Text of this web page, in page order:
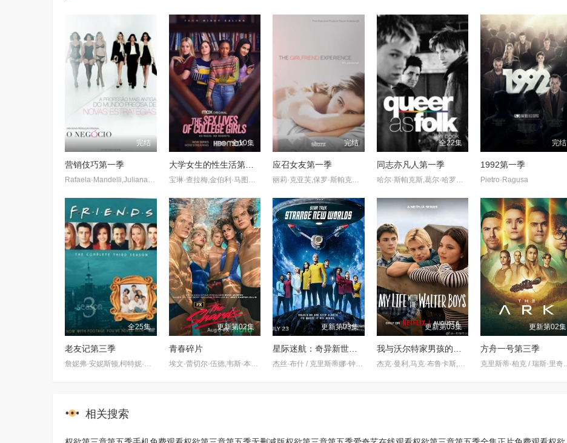
完结
营销伎巧第一季
Rafaela·Mandelli,Juliana·Schalch,Michelle·Batista,João·Gabriel·Vasconcellos,Gabriel·Godoy,Guilherme·Weber
全10集
大学女生的性生活第一季
宝琳·查拉梅,金伯利·马图拉,米多莉·弗朗西斯,劳伦·斯宾瑟,史蒂芬·瓜里诺,卡维·拉德尼尔,马特·马洛伊,嘉文·莱特伍德,肯尼迪·利·斯洛克姆,马修·戈尔德,莱西·哈特塞尔,罗布·许贝尔,莱克斯·金,佩吉·陆,雪莉·谢波德,妮可·沙利文,吉利安·阿美娜特
完结
应召女友第一季
丽莉·克亚芙,保罗·斯帕克斯,玛丽·莱恩·莱杰斯库,亚历桑德拉·卡斯蒂略,肖恩·本森,德鲁·尼尔森,凯特·林恩·希尔,詹姆斯·吉尔伯特,Kate·Hewlett,Neil·Whitely,Ann·Pirvu
全22集
同志亦凡人第一季
哈尔·斯帕克斯,葛尔·哈罗德,兰迪·哈里森,斯科特·洛威尔,彼得·派格,克里斯·波特,米歇尔·科鲁尼,西娅·吉尔,莎朗·格拉斯,Jack·Wetherall
完结
1992第一季
Pietro·Ragusa
全25集
老友记第三季
更新第02集
青春碎片
更新第03集 更新第03集 更新第02集
方舟一号第三季
相关搜索